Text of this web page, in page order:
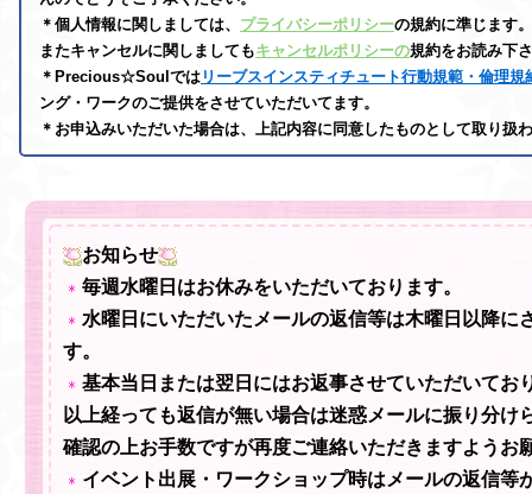
＊個人情報に関しましては、 プライバシーポリシーの規約に準じます。
またキャンセルに関しましてもキャンセルポリシーの規約をお読み下
＊Precious☆Soulでは リーブスインスティチュート行動規範・倫理規
ング・ワークのご提供をさせていただいてます。
＊お申込みいただいた場合は、上記内容に同意したものとして取り扱
お知らせ
毎週水曜日はお休みをいただいております。
水曜日にいただいたメールの返信等は木曜日以降に
す。
基本当日または翌日にはお返事させていただいてお
以上経っても返信が無い場合は迷惑メールに振り分け
確認の上お手数ですが再度ご連絡いただきますようお
イベント出展・ワークショップ時はメールの返信等